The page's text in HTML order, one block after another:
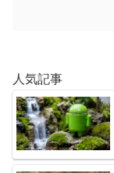
人気記事